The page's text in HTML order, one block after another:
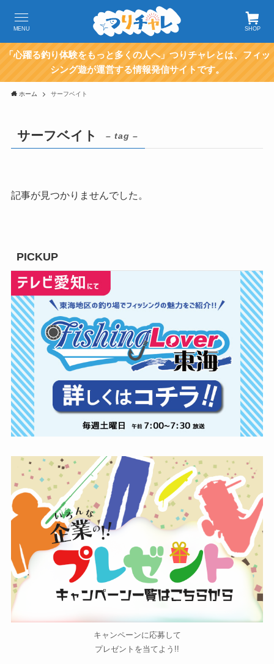
SHOP
MENU
「心躍る釣り体験をもっと多くの人へ」つりチャレとは、フィッ
シング遊が運営する情報発信サイトです。
ホーム サーフベイト
サーフベイト – tag –
記事が見つかりませんでした。
PICKUP
キャンペーンに応募して
プレゼントを当てよう!!